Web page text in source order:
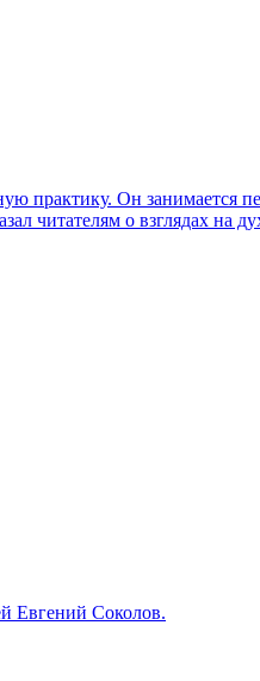
практику. Он занимается
читателям о взглядах на
Евгений Соколов.